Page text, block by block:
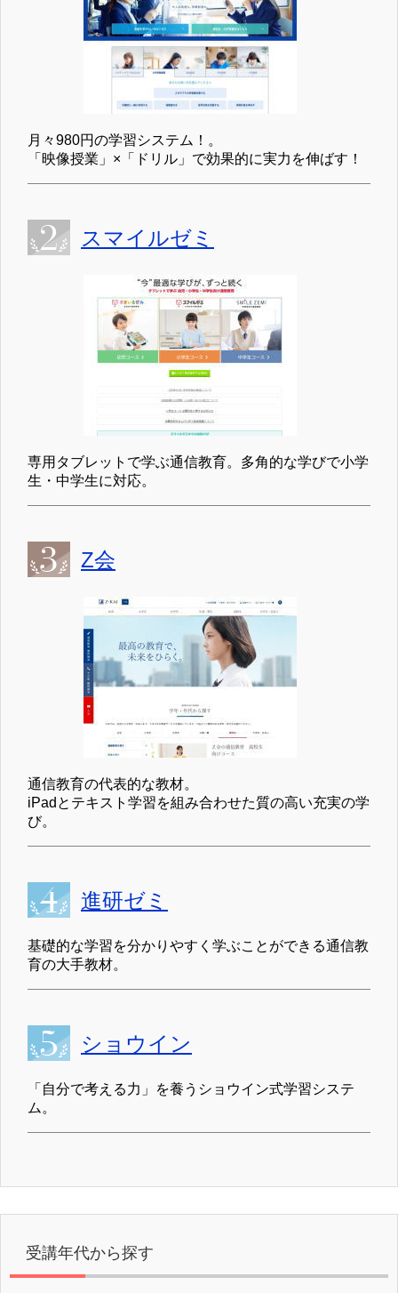
月々980円の学習システム！。
「映像授業」×「ドリル」で効果的に実力を伸ばす！
スマイルゼミ
専用タブレットで学ぶ通信教育。多角的な学びで小学
生・中学生に対応。
Z会
通信教育の代表的な教材。
iPadとテキスト学習を組み合わせた質の高い充実の学
び。
進研ゼミ
基礎的な学習を分かりやすく学ぶことができる通信教
育の大手教材。
ショウイン
「自分で考える力」を養うショウイン式学習システ
ム。
受講年代から探す